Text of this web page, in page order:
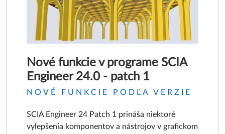
Nové funkcie v programe SCIA
Engineer 24.0 - patch 1
NOVÉ FUNKCIE PODĽA VERZIE
SCIA Engineer 24 Patch 1 prináša niektoré
vylepšenia komponentov a nástrojov v grafickom